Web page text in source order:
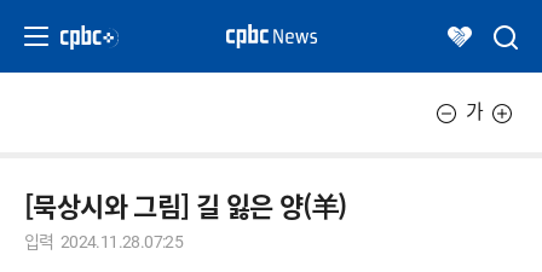
가
[묵상시와 그림] 길 잃은 양(羊)
입력 2024.11.28.07:25